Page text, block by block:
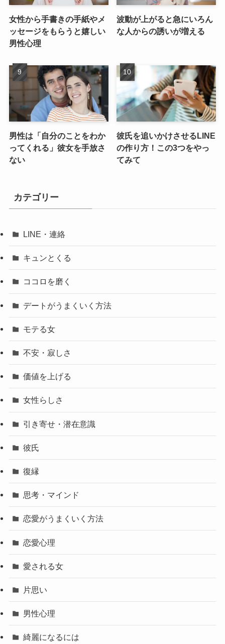
女性から手書きの手紙やメ
ッセージをもらうと嬉しい
男性心理
波動が上がると急にいろん
な人からの誘いが増える
男性は「自分のことをわか
ってくれる」彼女を手放さ
ない
彼氏を追いかけさせるLINE
の作り方！この3つをやっ
てみて
カテゴリー
LINE・連絡
キュンとくる
ココロを磨く
デートがうまくいく方法
モテる女
不安・寂しさ
価値を上げる
女性らしさ
引き寄せ・潜在意識
彼氏
復縁
思考・マインド
恋愛がうまくいく方法
恋愛心理
愛される女
片思い
男性心理
綺麗になるには